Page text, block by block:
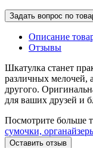
Задать вопрос по
Описание
Отзывы
Шкатулка станет
различных мелочей,
другого.
для ваших друзей и
Посмотрите больше
сумочки,
Оставить отзыв